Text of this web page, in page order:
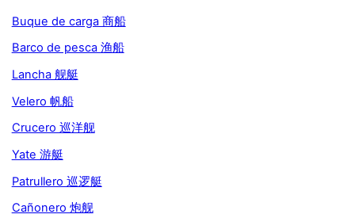
Buque de carga 商船
Barco de pesca 渔船
Lancha 舰艇
Velero 帆船
Crucero 巡洋舰
Yate 游艇
Patrullero 巡逻艇
Cañonero 炮舰